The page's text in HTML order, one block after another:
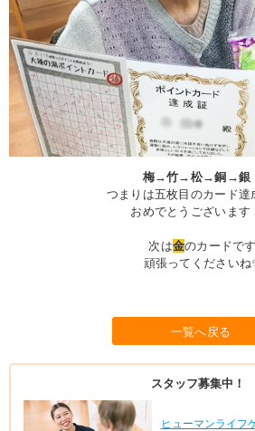
梅→竹→松→銅→銀
つまりは五枚目のカード達
おめでとうございます
次は金のカードです
頑張ってくださいね
一覧へ戻る
スタッフ募集中！
ヒューマンライフ